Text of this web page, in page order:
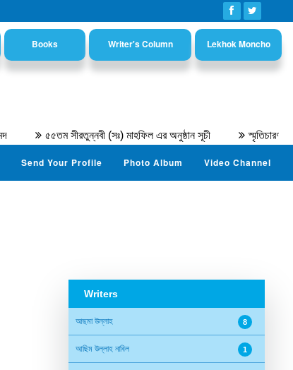
Books Writer's Column Lekhok Moncho
৫৫তম সীরতুন্নবী (সঃ) মাহফিল এর অনুষ্ঠান সূচী স্মৃতিচারণ :
Send Your Profile Photo Album Video Channel
Writers
আছমা উল্লাহ 8
আছিম উল্লাহ নাবিল 1